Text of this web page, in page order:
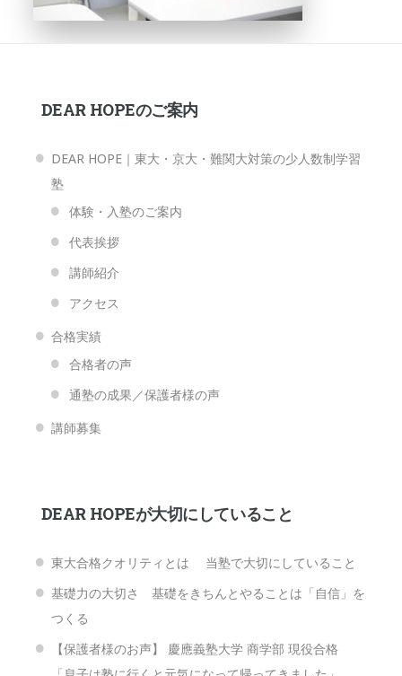
DEAR HOPEのご案内
DEAR HOPE｜東大・京大・難関大対策の少人数制学習
塾
体験・入塾のご案内
代表挨拶
講師紹介
アクセス
合格実績
合格者の声
通塾の成果／保護者様の声
講師募集
DEAR HOPEが大切にしていること
東大合格クオリティとは 当塾で大切にしていること
基礎力の大切さ 基礎をきちんとやることは「自信」を
つくる
【保護者様のお声】 慶應義塾大学 商学部 現役合格